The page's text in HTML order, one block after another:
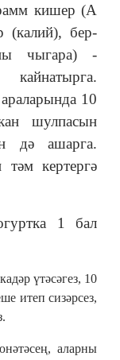
кишер (А
(калий), бер-
чыгара) -
10
шулпасын
дә ашарга.
кертергә
1 бал
үтәсәгез, 10
итеп сизәрсез,
аларны